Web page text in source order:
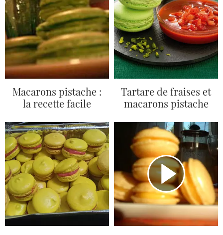
Macarons pistache :
la recette facile
Tartare de fraises et
macarons pistache